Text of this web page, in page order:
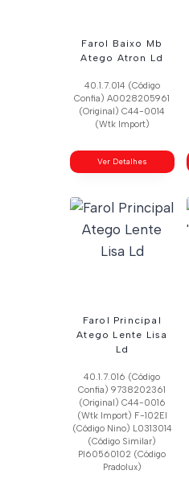
Farol Baixo Mb
Atego Atron Ld
40.1.7.014 (Código
Confia) A0028205961
(Original) C44-0014
(Wtk Import)
Ver Detalhes
Farol Principal
Atego Lente Lisa
Ld
40.1.7.016 (Código
Confia) 9738202361
(Original) C44-0016
(Wtk Import) F-102El
(Código Nino) L0313014
(Código Similar)
Pl60560102 (Código
Pradolux)